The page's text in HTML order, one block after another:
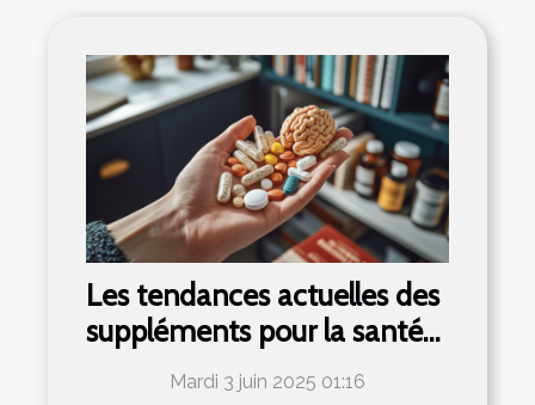
Les tendances actuelles des
suppléments pour la santé
cérébraleMardi 3 juin 2025 01:16